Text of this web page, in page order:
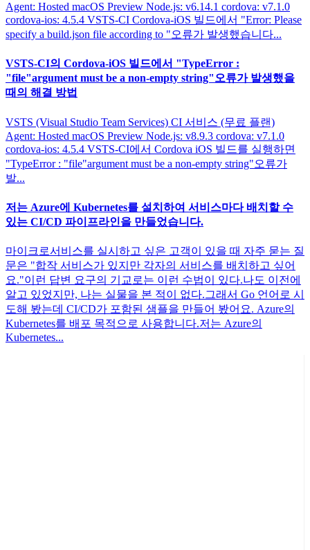
Agent: Hosted macOS Preview Node.js: v6.14.1 cordova: v7.1.0
cordova-ios: 4.5.4 VSTS-CI Cordova-iOS 빌드에서 "Error: Please
specify a build.json file according to "오류가 발생했습니다...
VSTS-CI의 Cordova-iOS 빌드에서 "TypeError :
"file"argument must be a non-empty string"오류가 발생했을
때의 해결 방법
VSTS (Visual Studio Team Services) CI 서비스 (무료 플랜)
Agent: Hosted macOS Preview Node.js: v8.9.3 cordova: v7.1.0
cordova-ios: 4.5.4 VSTS-CI에서 Cordova iOS 빌드를 실행하면
"TypeError : "file"argument must be a non-empty string"오류가
발...
저는 Azure에 Kubernetes를 설치하여 서비스마다 배치할 수
있는 CI/CD 파이프라인을 만들었습니다.
마이크로서비스를 실시하고 싶은 고객이 있을 때 자주 묻는 질
문은 "합작 서비스가 있지만 각자의 서비스를 배치하고 싶어
요."이런 답변 요구의 기교로는 이런 수법이 있다.나도 이전에
알고 있었지만, 나는 실물을 본 적이 없다.그래서 Go 언어로 시
도해 봤는데 CI/CD가 포함된 샘플을 만들어 봤어요. Azure의
Kubernetes를 배포 목적으로 사용합니다.저는 Azure의
Kubernetes...